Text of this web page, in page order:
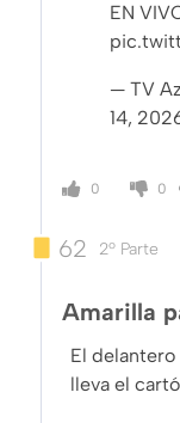
EN
— TV
14,
0 0
62 2º Parte
Amarilla
El delantero
lleva el